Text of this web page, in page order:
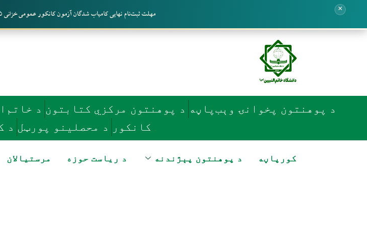
Skip
د پوهنتون پخوانۍ وېب‌پاڼه د پوهنتون مرکزي کتابتون د
کانکور
د محصلينو پورټل د
کورپاڼه د پوهنتون پېژندنه د ریاست حوزه مرستيالان
✕ مهلت ثبت‌نام نهایی کامیاب شدگان آزمون کانکور عمومی خزانی ۱۴۰۵ تمام شده است.